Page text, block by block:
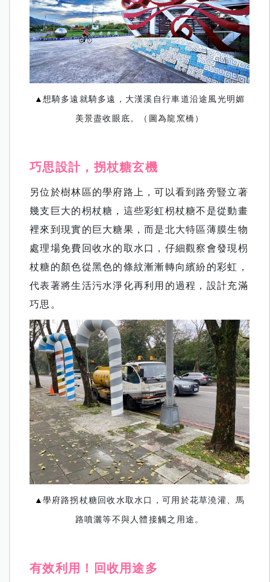
▲ 想騎多遠就騎多遠，大漢溪自行車道沿途風光明媚
美景盡收眼底。（圖為龍窯橋）
巧思設計，拐杖糖玄機
另位於樹林區的學府路上，可以看到路旁豎立著
幾支巨大的枴杖糖，這些彩虹枴杖糖不是從動畫
裡來到現實的巨大糖果，而是北大特區薄膜生物
處理場免費回收水的取水口，仔細觀察會發現枴
杖糖的顏色從黑色的條紋漸漸轉向繽紛的彩虹，
代表著將生活污水淨化再利用的過程，設計充滿
巧思。
▲ 學府路拐杖糖回收水取水口，可用於花草澆灌、馬
路噴灑等不與人體接觸之用途。
有效利用！回收用途多